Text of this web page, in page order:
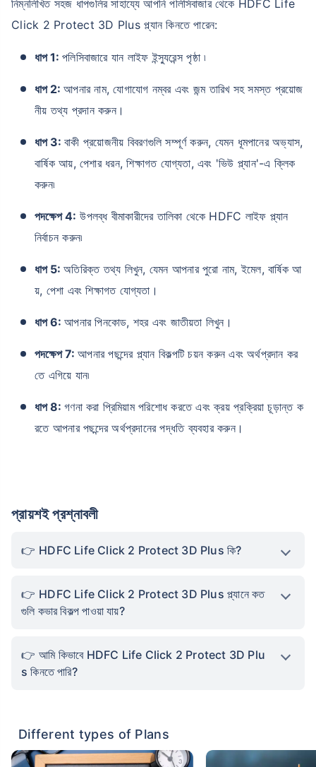
নিম্নলিখিত সহজ ধাপগুলির সাহায্যে আপনি পলিসিবাজার থেকে HDFC Life
Click 2 Protect 3D Plus প্ল্যান কিনতে পারেন:
ধাপ 1: পলিসিবাজারে যান লাইফ ইন্স্যুরেন্স পৃষ্ঠা ৷
ধাপ 2: আপনার নাম, যোগাযোগ নম্বর এবং জন্ম তারিখ সহ সমস্ত প্রয়োজ
নীয় তথ্য প্রদান করুন।
ধাপ 3: বাকী প্রয়োজনীয় বিবরণগুলি সম্পূর্ণ করুন, যেমন ধূমপানের অভ্যাস,
বার্ষিক আয়, পেশার ধরন, শিক্ষাগত যোগ্যতা, এবং 'ভিউ প্ল্যান'-এ ক্লিক
করুন৷
পদক্ষেপ 4: উপলব্ধ বীমাকারীদের তালিকা থেকে HDFC লাইফ প্ল্যান
নির্বাচন করুন৷
ধাপ 5: অতিরিক্ত তথ্য লিখুন, যেমন আপনার পুরো নাম, ইমেল, বার্ষিক আ
য়, পেশা এবং শিক্ষাগত যোগ্যতা।
ধাপ 6: আপনার পিনকোড, শহর এবং জাতীয়তা লিখুন।
পদক্ষেপ 7: আপনার পছন্দের প্ল্যান বিকল্পটি চয়ন করুন এবং অর্থপ্রদান কর
তে এগিয়ে যান৷
ধাপ 8: গণনা করা প্রিমিয়াম পরিশোধ করতে এবং ক্রয় প্রক্রিয়া চূড়ান্ত ক
রতে আপনার পছন্দের অর্থপ্রদানের পদ্ধতি ব্যবহার করুন।
প্রায়শই প্রশ্নাবলী
HDFC Life Click 2 Protect 3D Plus কি?
HDFC Life Click 2 Protect 3D Plus প্ল্যানে কত
গুলি কভার বিকল্প পাওয়া যায়?
আমি কিভাবে HDFC Life Click 2 Protect 3D Plu
s কিনতে পারি?
Different types of Plans